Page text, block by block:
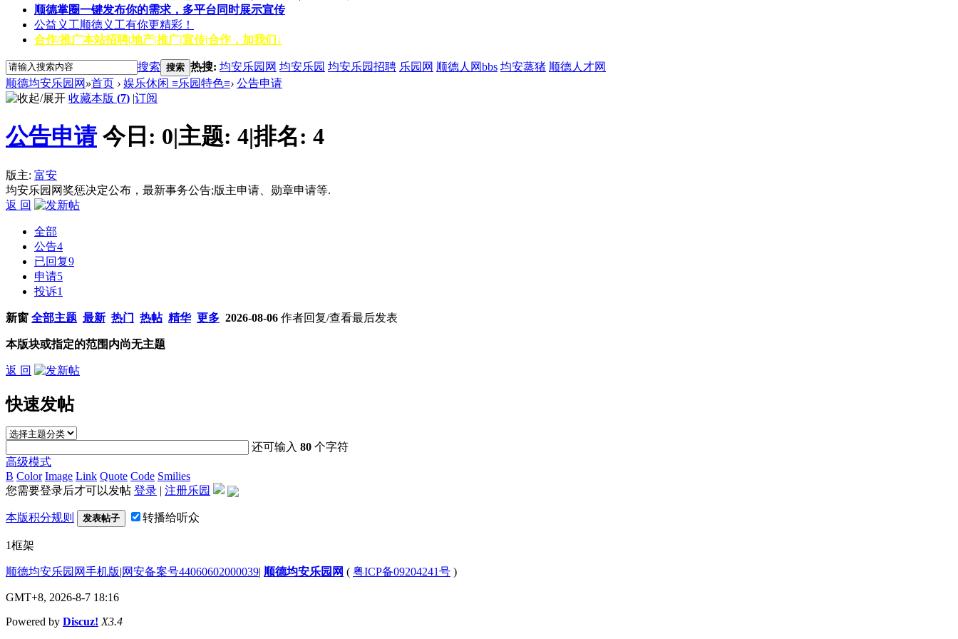
顺德掌圈一键发布你的需求，多平台同时展示宣传
公益义工顺德义工有你更精彩！
合作/推广本站招聘|地产|推广|宣传|合作，加我们↓
搜索 搜索 热搜: 均安乐园网 均安乐园 均安乐园招聘 乐园网 顺德人网bbs 均安蒸猪 顺德人才网
顺德均安乐园网 »首页 › 娱乐休闲 ≡乐园特色≡› 公告申请
收藏本版 (7) |订阅
公告申请 今日: 0|主题: 4|排名: 4
版主: 富安
均安乐园网奖惩决定公布，最新事务公告;版主申请、勋章申请等.
返 回
全部
公告4
已回复9
申请5
投诉1
新窗 全部主题 最新 热门 热帖 精华 更多 2026-08-06 作者回复/查看最后发表
本版块或指定的范围内尚无主题
返 回
快速发帖
还可输入80 个字符
高级模式
B Color Image Link Quote Code Smilies
您需要登录后才可以发帖 登录 | 注册乐园
本版积分规则 发表帖子 转播给听众
1框架
顺德均安乐园网手机版|网安备案号44060602000039| 顺德均安乐园网 ( 粤ICP备09204241号 )
GMT+8, 2026-8-7 18:16
Powered by Discuz! X3.4